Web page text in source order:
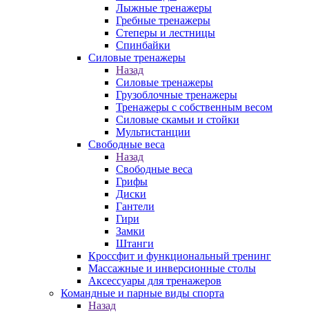
Лыжные тренажеры
Гребные тренажеры
Степеры и лестницы
Спинбайки
Силовые тренажеры
Назад
Силовые тренажеры
Грузоблочные тренажеры
Тренажеры с собственным весом
Силовые скамьи и стойки
Мультистанции
Свободные веса
Назад
Свободные веса
Грифы
Диски
Гантели
Гири
Замки
Штанги
Кроссфит и функциональный тренинг
Массажные и инверсионные столы
Аксессуары для тренажеров
Командные и парные виды спорта
Назад